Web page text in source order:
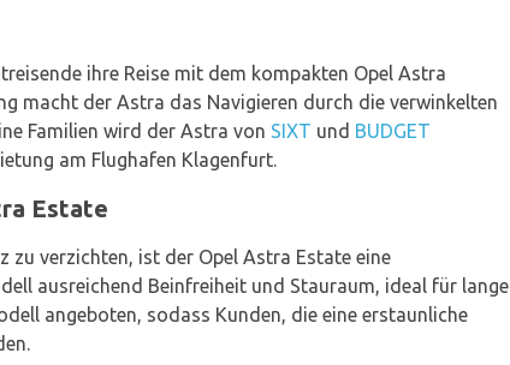
ihre Reise mit dem kompakten Opel Astra
macht der Astra das Navigieren durch die verwinkelten
Familien wird der Astra von SIXT und BUDGET
am Flughafen Klagenfurt.
Estate
zu verzichten, ist der Opel Astra Estate eine
ausreichend Beinfreiheit und Stauraum, ideal für lange
angeboten, sodass Kunden, die eine erstaunliche